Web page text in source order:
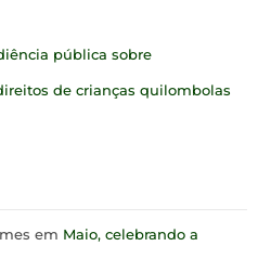
pública sobre
de crianças quilombolas
em Maio, celebrando a